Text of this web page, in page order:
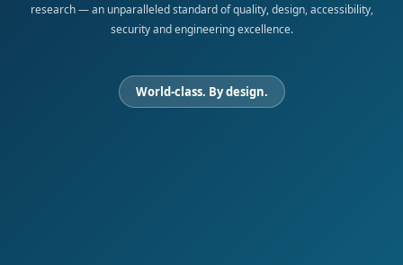
research — an unparalleled standard of quality, design, accessibility,
security and engineering excellence.
World-class. By design.